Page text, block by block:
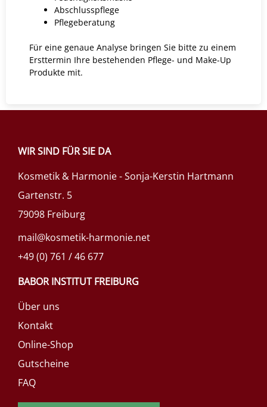
Abschlusspflege
Pflegeberatung
Für eine genaue Analyse bringen Sie bitte zu einem
Ersttermin Ihre bestehenden Pflege- und Make-Up
Produkte mit.
WIR SIND FÜR SIE DA
Kosmetik & Harmonie - Sonja-Kerstin Hartmann
Gartenstr. 5
79098 Freiburg
mail@kosmetik-harmonie.net
+49 (0) 761 / 46 677
BABOR INSTITUT FREIBURG
Über uns
Kontakt
Online-Shop
Gutscheine
FAQ